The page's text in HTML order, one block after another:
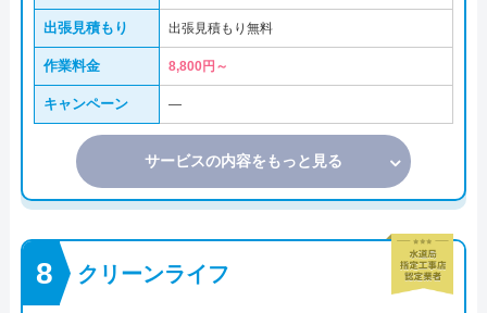
出張見積もり 出張見積もり無料
作業料金 8,800円～
キャンペーン ―
サービスの内容をもっと見る
クリーンライフ